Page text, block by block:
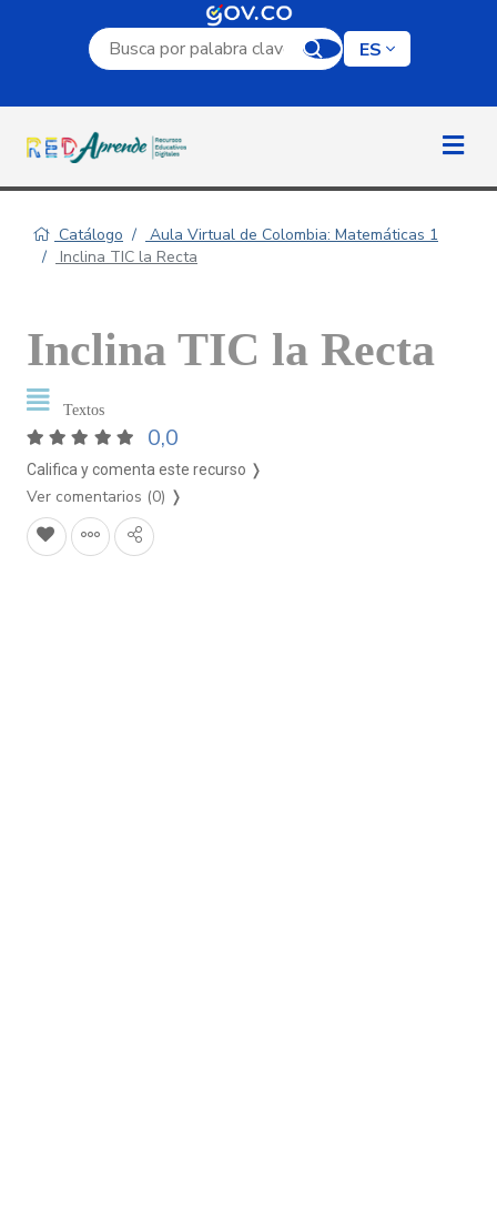
Campo de búsqueda por palabra clave
ES
Catálogo
Aula Virtual de Colombia: Matemáticas 1
Inclina TIC la Recta
Inclina TIC la Recta
Textos
0,0
Califica y comenta este recurso ❭
Ver comentarios (0) ❭